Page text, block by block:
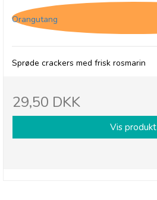
Orangutang
Sprøde crackers med frisk rosmarin
29,50 DKK
Vis produkt